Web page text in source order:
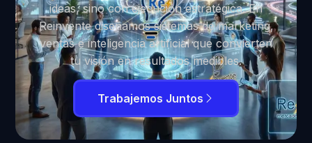
ideas, sino con ejecución estratégica. En
Reinvente diseñamos sistemas de marketing,
ventas e inteligencia artificial que convierten
tu visión en resultados medibles.
Trabajemos Juntos